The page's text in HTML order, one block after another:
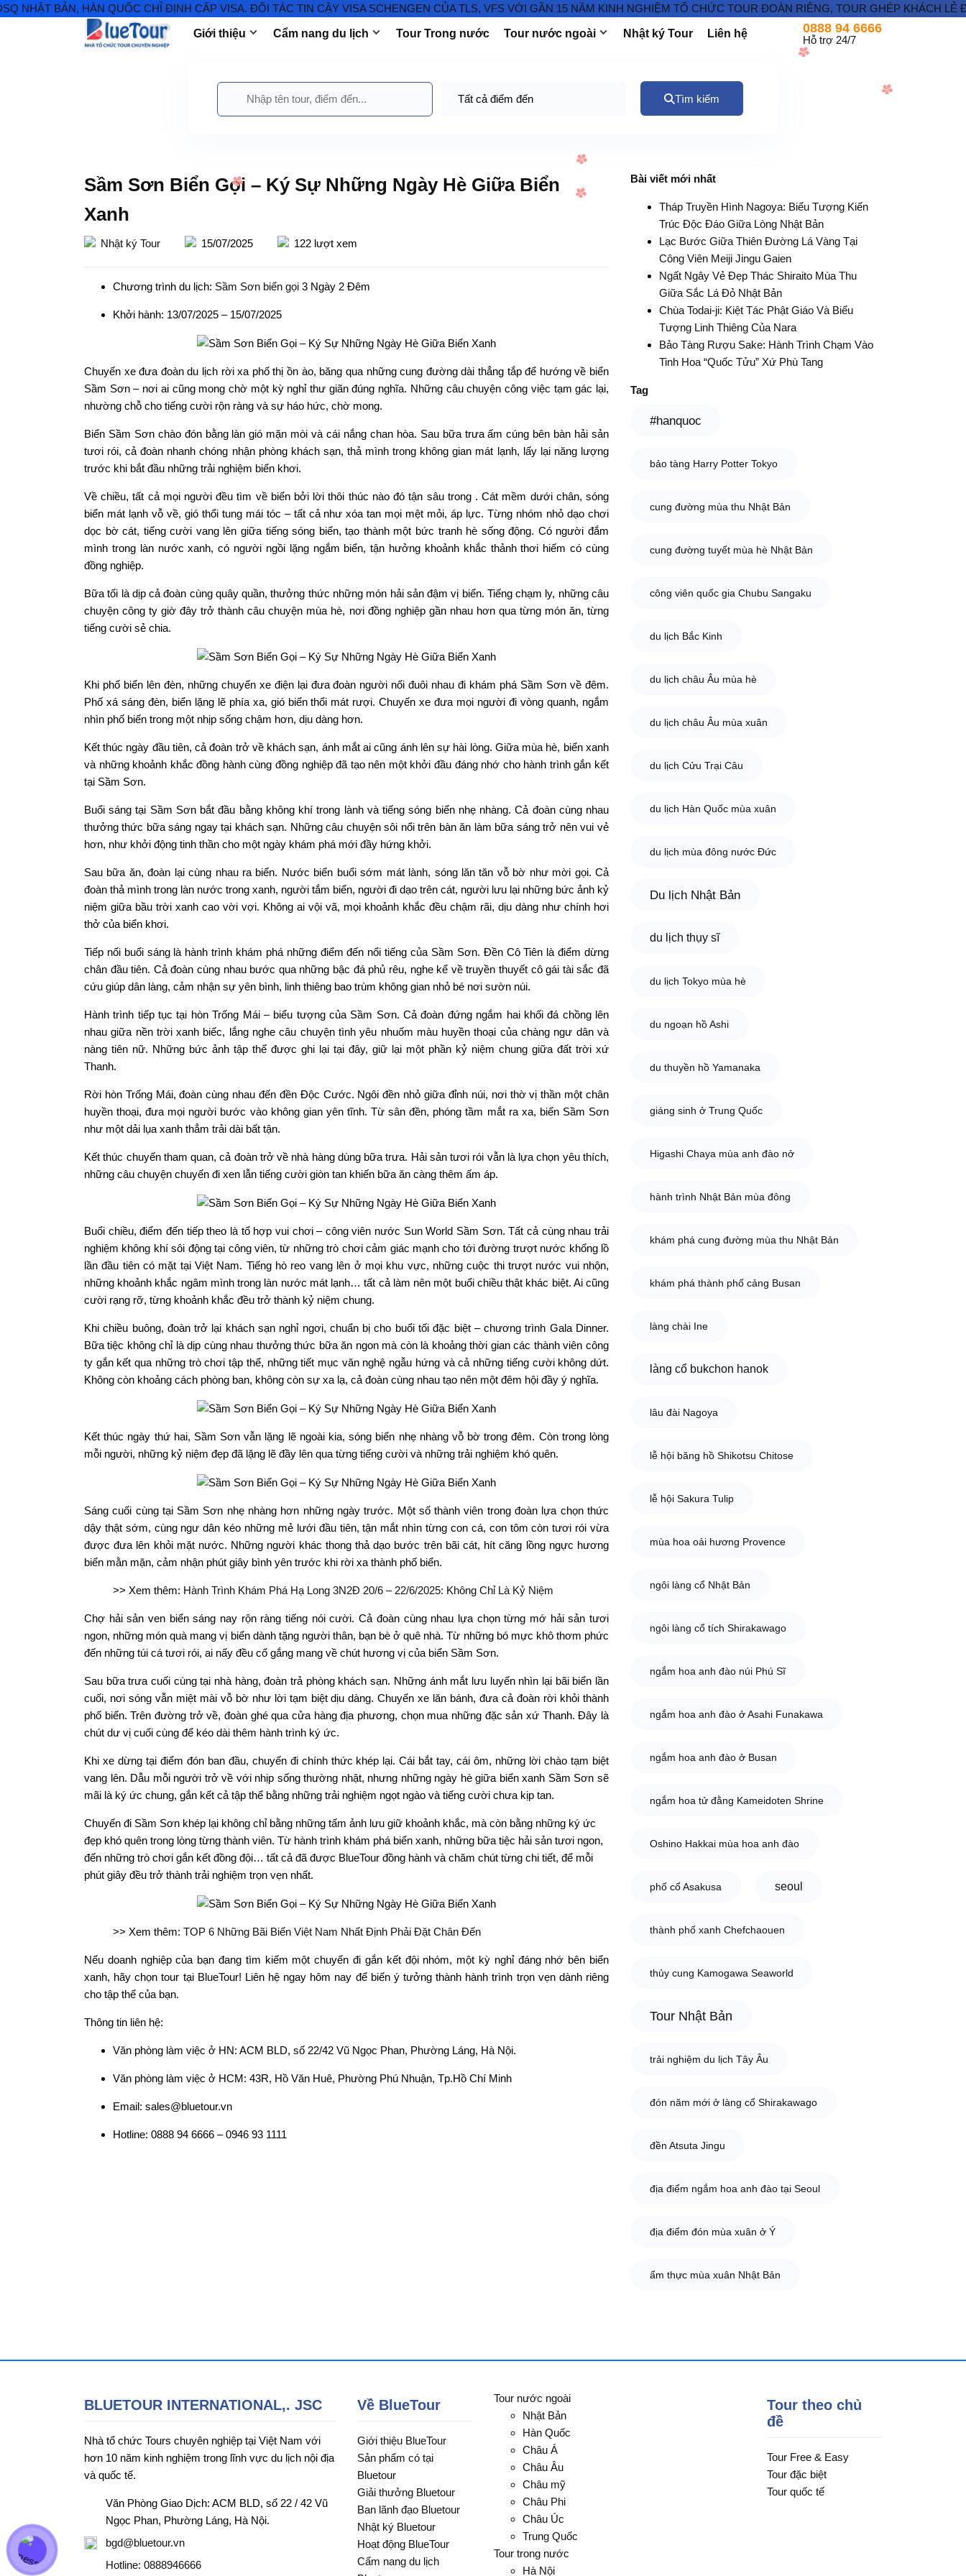
BẢN, HÀN QUỐC CHỈ ĐỊNH CẤP VISA. ĐỐI TÁC TIN CẬY VISA SCHENGEN CỦA TLS, VFS VỚI GẦN 15 NĂM KINH NGHIỆM TỔ CHỨC TOUR ĐOÀN RIÊNG, TOUR GHÉP KHÁCH LẺ ĐI
Giới thiệu Cẩm nang du lịch Tour Trong nước Tour nước ngoài Nhật ký Tour Liên hệ 0888 94 6666
Hỗ trợ 24/7
Tìm kiếm
Sầm Sơn Biển Gọi – Ký Sự Những Ngày Hè Giữa Biển
Xanh
Nhật ký Tour 15/07/2025 122 lượt xem
Chương trình du lịch: Sầm Sơn biển gọi 3 Ngày 2 Đêm
Khởi hành: 13/07/2025 – 15/07/2025
Chuyến xe đưa đoàn du lịch rời xa phố thị ồn ào, băng qua những cung đường dài thẳng tắp để hướng về biển
Sầm Sơn – nơi ai cũng mong chờ một kỳ nghỉ thư giãn đúng nghĩa. Những câu chuyện công việc tạm gác lại,
nhường chỗ cho tiếng cười rộn ràng và sự háo hức, chờ mong.
Biển Sầm Sơn chào đón bằng làn gió mặn mòi và cái nắng chan hòa. Sau bữa trưa ấm cúng bên bàn hải sản
tươi rói, cả đoàn nhanh chóng nhận phòng khách sạn, thả mình trong không gian mát lạnh, lấy lại năng lượng
trước khi bắt đầu những trải nghiệm biển khơi.
Về chiều, tất cả mọi người đều tìm về biển bởi lời thôi thúc nào đó tận sâu trong . Cát mềm dưới chân, sóng
biển mát lạnh vỗ về, gió thổi tung mái tóc – tất cả như xóa tan mọi mệt mỏi, áp lực. Từng nhóm nhỏ dạo chơi
dọc bờ cát, tiếng cười vang lên giữa tiếng sóng biển, tạo thành một bức tranh hè sống động. Có người đắm
mình trong làn nước xanh, có người ngồi lặng ngắm biển, tận hưởng khoảnh khắc thảnh thơi hiếm có cùng
đồng nghiệp.
Bữa tối là dịp cả đoàn cùng quây quần, thưởng thức những món hải sản đậm vị biển. Tiếng chạm ly, những câu
chuyện công ty giờ đây trở thành câu chuyện mùa hè, nơi đồng nghiệp gần nhau hơn qua từng món ăn, từng
tiếng cười sẻ chia.
Khi phố biển lên đèn, những chuyến xe điện lại đưa đoàn người nối đuôi nhau đi khám phá Sầm Sơn về đêm.
Phố xá sáng đèn, biển lặng lẽ phía xa, gió biển thổi mát rượi. Chuyến xe đưa mọi người đi vòng quanh, ngắm
nhìn phố biển trong một nhịp sống chậm hơn, dịu dàng hơn.
Kết thúc ngày đầu tiên, cả đoàn trở về khách sạn, ánh mắt ai cũng ánh lên sự hài lòng. Giữa mùa hè, biển xanh
và những khoảnh khắc đồng hành cùng đồng nghiệp đã tạo nên một khởi đầu đáng nhớ cho hành trình gắn kết
tại Sầm Sơn.
Buổi sáng tại Sầm Sơn bắt đầu bằng không khí trong lành và tiếng sóng biển nhẹ nhàng. Cả đoàn cùng nhau
thưởng thức bữa sáng ngay tại khách sạn. Những câu chuyện sôi nổi trên bàn ăn làm bữa sáng trở nên vui vẻ
hơn, như khởi động tinh thần cho một ngày khám phá mới đầy hứng khởi.
Sau bữa ăn, đoàn lại cùng nhau ra biển. Nước biển buổi sớm mát lành, sóng lăn tăn vỗ bờ như mời gọi. Cả
đoàn thả mình trong làn nước trong xanh, người tắm biển, người đi dạo trên cát, người lưu lại những bức ảnh kỷ
niệm giữa bầu trời xanh cao vời vợi. Không ai vội vã, mọi khoảnh khắc đều chậm rãi, dịu dàng như chính hơi
thở của biển khơi.
Tiếp nối buổi sáng là hành trình khám phá những điểm đến nổi tiếng của Sầm Sơn. Đền Cô Tiên là điểm dừng
chân đầu tiên. Cả đoàn cùng nhau bước qua những bậc đá phủ rêu, nghe kể về truyền thuyết cô gái tài sắc đã
cứu giúp dân làng, cảm nhận sự yên bình, linh thiêng bao trùm không gian nhỏ bé nơi sườn núi.
Hành trình tiếp tục tại hòn Trống Mái – biểu tượng của Sầm Sơn. Cả đoàn đứng ngắm hai khối đá chồng lên
nhau giữa nền trời xanh biếc, lắng nghe câu chuyện tình yêu nhuốm màu huyền thoại của chàng ngư dân và
nàng tiên nữ. Những bức ảnh tập thể được ghi lại tại đây, giữ lại một phần kỷ niệm chung giữa đất trời xứ
Thanh.
Rời hòn Trống Mái, đoàn cùng nhau đến đền Độc Cước. Ngôi đền nhỏ giữa đỉnh núi, nơi thờ vị thần một chân
huyền thoại, đưa mọi người bước vào không gian yên tĩnh. Từ sân đền, phóng tầm mắt ra xa, biển Sầm Sơn
như một dải lụa xanh thẳm trải dài bất tận.
Kết thúc chuyến tham quan, cả đoàn trở về nhà hàng dùng bữa trưa. Hải sản tươi rói vẫn là lựa chọn yêu thích,
những câu chuyện chuyến đi xen lẫn tiếng cười giòn tan khiến bữa ăn càng thêm ấm áp.
Buổi chiều, điểm đến tiếp theo là tổ hợp vui chơi – công viên nước Sun World Sầm Sơn. Tất cả cùng nhau trải
nghiệm không khí sôi động tại công viên, từ những trò chơi cảm giác mạnh cho tới đường trượt nước khổng lồ
lần đầu tiên có mặt tại Việt Nam. Tiếng hò reo vang lên ở mọi khu vực, những cuộc thi trượt nước vui nhộn,
những khoảnh khắc ngâm mình trong làn nước mát lạnh… tất cả làm nên một buổi chiều thật khác biệt. Ai cũng
cười rạng rỡ, từng khoảnh khắc đều trở thành kỷ niệm chung.
Khi chiều buông, đoàn trở lại khách sạn nghỉ ngơi, chuẩn bị cho buổi tối đặc biệt – chương trình Gala Dinner.
Bữa tiệc không chỉ là dịp cùng nhau thưởng thức bữa ăn ngon mà còn là khoảng thời gian các thành viên công
ty gắn kết qua những trò chơi tập thể, những tiết mục văn nghệ ngẫu hứng và cả những tiếng cười không dứt.
Không còn khoảng cách phòng ban, không còn sự xa lạ, cả đoàn cùng nhau tạo nên một đêm hội đầy ý nghĩa.
Kết thúc ngày thứ hai, Sầm Sơn vẫn lặng lẽ ngoài kia, sóng biển nhẹ nhàng vỗ bờ trong đêm. Còn trong lòng
mỗi người, những kỷ niệm đẹp đã lặng lẽ đầy lên qua từng tiếng cười và những trải nghiệm khó quên.
Sáng cuối cùng tại Sầm Sơn nhẹ nhàng hơn những ngày trước. Một số thành viên trong đoàn lựa chọn thức
dậy thật sớm, cùng ngư dân kéo những mẻ lưới đầu tiên, tận mắt nhìn từng con cá, con tôm còn tươi rói vừa
được đưa lên khỏi mặt nước. Những người khác thong thả dạo bước trên bãi cát, hít căng lồng ngực hương
biển mằn mặn, cảm nhận phút giây bình yên trước khi rời xa thành phố biển.
>> Xem thêm: Hành Trình Khám Phá Hạ Long 3N2Đ 20/6 – 22/6/2025: Không Chỉ Là Kỷ Niệm
Chợ hải sản ven biển sáng nay rộn ràng tiếng nói cười. Cả đoàn cùng nhau lựa chọn từng mớ hải sản tươi
ngon, những món quà mang vị biển dành tặng người thân, bạn bè ở quê nhà. Từ những bó mực khô thơm phức
đến những túi cá tươi rói, ai nấy đều cố gắng mang về chút hương vị của biển Sầm Sơn.
Sau bữa trưa cuối cùng tại nhà hàng, đoàn trả phòng khách sạn. Những ánh mắt lưu luyến nhìn lại bãi biển lần
cuối, nơi sóng vẫn miệt mài vỗ bờ như lời tạm biệt dịu dàng. Chuyến xe lăn bánh, đưa cả đoàn rời khỏi thành
phố biển. Trên đường trở về, đoàn ghé qua cửa hàng địa phương, chọn mua những đặc sản xứ Thanh. Đây là
chút dư vị cuối cùng để kéo dài thêm hành trình ký ức.
Khi xe dừng tại điểm đón ban đầu, chuyến đi chính thức khép lại. Cái bắt tay, cái ôm, những lời chào tạm biệt
vang lên. Dẫu mỗi người trở về với nhịp sống thường nhật, nhưng những ngày hè giữa biển xanh Sầm Sơn sẽ
mãi là ký ức chung, gắn kết cả tập thể bằng những trải nghiệm ngọt ngào và tiếng cười chưa kịp tan.
Chuyến đi Sầm Sơn khép lại không chỉ bằng những tấm ảnh lưu giữ khoảnh khắc, mà còn bằng những ký ức
đẹp khó quên trong lòng từng thành viên. Từ hành trình khám phá biển xanh, những bữa tiệc hải sản tươi ngon,
đến những trò chơi gắn kết đồng đội… tất cả đã được BlueTour đồng hành và chăm chút từng chi tiết, để mỗi
phút giây đều trở thành trải nghiệm trọn vẹn nhất.
>> Xem thêm: TOP 6 Những Bãi Biển Việt Nam Nhất Định Phải Đặt Chân Đến
Nếu doanh nghiệp của bạn đang tìm kiếm một chuyến đi gắn kết đội nhóm, một kỳ nghỉ đáng nhớ bên biển
xanh, hãy chọn tour tại BlueTour! Liên hệ ngay hôm nay để biến ý tưởng thành hành trình trọn vẹn dành riêng
cho tập thể của bạn.
Thông tin liên hệ:
Văn phòng làm việc ở HN: ACM BLD, số 22/42 Vũ Ngọc Phan, Phường Láng, Hà Nội.
Văn phòng làm việc ở HCM: 43R, Hồ Văn Huê, Phường Phú Nhuận, Tp.Hồ Chí Minh
Email: sales@bluetour.vn
Hotline: 0888 94 6666 – 0946 93 1111
Bài viết mới nhất
Tháp Truyền Hình Nagoya: Biểu Tượng Kiến
Trúc Độc Đáo Giữa Lòng Nhật Bản
Lạc Bước Giữa Thiên Đường Lá Vàng Tại
Công Viên Meiji Jingu Gaien
Ngất Ngây Vẻ Đẹp Thác Shiraito Mùa Thu
Giữa Sắc Lá Đỏ Nhật Bản
Chùa Todai-ji: Kiệt Tác Phật Giáo Và Biểu
Tượng Linh Thiêng Của Nara
Bảo Tàng Rượu Sake: Hành Trình Chạm Vào
Tinh Hoa “Quốc Tửu” Xứ Phù Tang
Tag
#hanquoc
bảo tàng Harry Potter Tokyo
cung đường mùa thu Nhật Bản
cung đường tuyết mùa hè Nhật Bản
công viên quốc gia Chubu Sangaku
du lịch Bắc Kinh
du lịch châu Âu mùa hè
du lịch châu Âu mùa xuân
du lịch Cửu Trại Câu
du lịch Hàn Quốc mùa xuân
du lịch mùa đông nước Đức
Du lịch Nhật Bản
du lịch thụy sĩ
du lịch Tokyo mùa hè
du ngoạn hồ Ashi
du thuyền hồ Yamanaka
giáng sinh ở Trung Quốc
Higashi Chaya mùa anh đào nở
hành trình Nhật Bản mùa đông
khám phá cung đường mùa thu Nhật Bản
khám phá thành phố cảng Busan
làng chài Ine
làng cổ bukchon hanok
lâu đài Nagoya
lễ hội băng hồ Shikotsu Chitose
lễ hội Sakura Tulip
mùa hoa oải hương Provence
ngôi làng cổ Nhật Bản
ngôi làng cổ tích Shirakawago
ngắm hoa anh đào núi Phú Sĩ
ngắm hoa anh đào ở Asahi Funakawa
ngắm hoa anh đào ở Busan
ngắm hoa tử đằng Kameidoten Shrine
Oshino Hakkai mùa hoa anh đào
phố cổ Asakusa seoul
thành phố xanh Chefchaouen
thủy cung Kamogawa Seaworld
Tour Nhật Bản
trải nghiệm du lịch Tây Âu
đón năm mới ở làng cổ Shirakawago
đền Atsuta Jingu
địa điểm ngắm hoa anh đào tại Seoul
địa điểm đón mùa xuân ở Ý
ẩm thực mùa xuân Nhật Bản
BLUETOUR INTERNATIONAL,. JSC
Nhà tổ chức Tours chuyên nghiệp tại Việt Nam với
hơn 10 năm kinh nghiệm trong lĩnh vực du lịch nội địa
và quốc tế.
Văn Phòng Giao Dịch: ACM BLD, số 22 / 42 Vũ
Ngọc Phan, Phường Láng, Hà Nội.
bgd@bluetour.vn
Hotline: 0888946666
Về BlueTour
Giới thiệu BlueTour
Sản phẩm có tại
Bluetour
Giải thưởng Bluetour
Ban lãnh đạo Bluetour
Nhật ký Bluetour
Hoạt động BlueTour
Cẩm nang du lịch
Tour nước ngoài
Nhật Bản
Hàn Quốc
Châu Á
Châu Âu
Châu mỹ
Châu Phi
Châu Úc
Trung Quốc
Tour trong nước
Hà Nội
Tour theo chủ
đề
Tour Free & Easy
Tour đặc biệt
Tour quốc tế